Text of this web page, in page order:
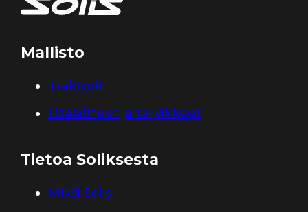
Mallisto
Traktorit
Lisälaitteet ja tarvikkeet
Tietoa Soliksesta
Miksi Solis